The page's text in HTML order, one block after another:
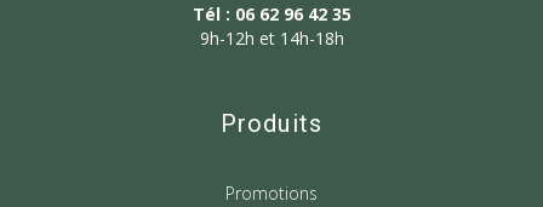
Tél : 06 62 96 42 35
9h-12h et 14h-18h
Produits
Promotions